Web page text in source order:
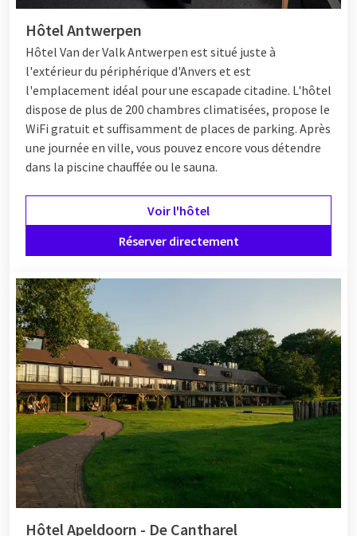
Hôtel Antwerpen
Hôtel Van der Valk Antwerpen est situé juste à
l'extérieur du périphérique d'Anvers et est
l'emplacement idéal pour une escapade citadine. L'hôtel
dispose de plus de 200 chambres climatisées, propose le
WiFi gratuit et suffisamment de places de parking. Après
une journée en ville, vous pouvez encore vous détendre
dans la piscine chauffée ou le sauna.
Voir l'hôtel
Réserver directement
Hôtel Apeldoorn - De Cantharel